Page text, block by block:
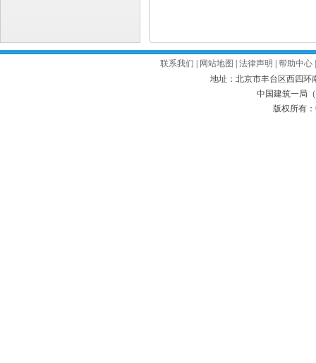
联系我们 网站地图 法律声明 帮助中心
地址：北京市丰台区西四环
中国建筑一局
版权所有